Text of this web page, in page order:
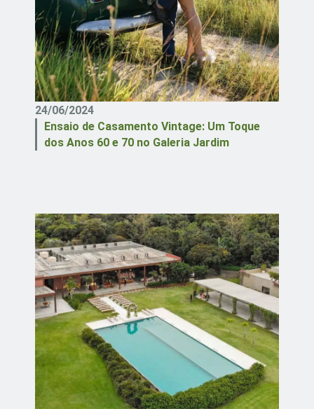
24/06/2024
Ensaio de Casamento Vintage: Um Toque
dos Anos 60 e 70 no Galeria Jardim